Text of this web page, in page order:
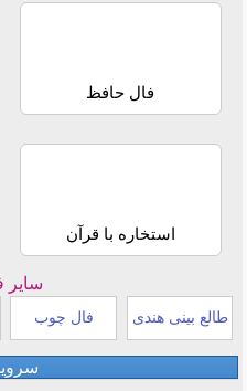
فال حافظ
استخاره با قرآن
سایر
طالع بینی هندی فال چوب